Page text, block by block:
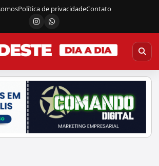
Política de privacidadeContato
InstagramCanal do WhatsApp